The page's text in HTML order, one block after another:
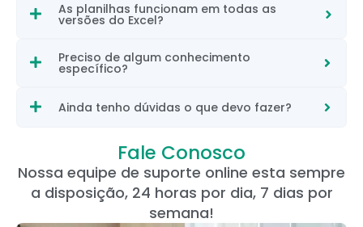
As planilhas funcionam em todas as
versões do Excel?
Preciso de algum conhecimento
específico?
Ainda tenho dúvidas o que devo fazer?
Fale Conosco
Nossa equipe de suporte online esta sempre
a disposição, 24 horas por dia, 7 dias por
semana!